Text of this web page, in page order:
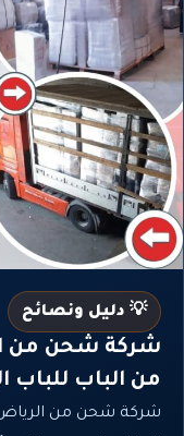
💡 دليل ونصائح
من الباب للباب
شركة شحن من